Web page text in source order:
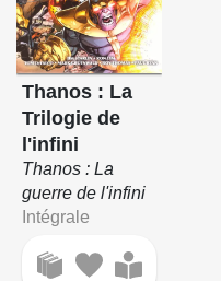
Thanos : La
Trilogie de
l'infini
Thanos : La
guerre de l'infini
Intégrale